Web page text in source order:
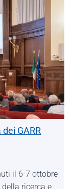
GARR
il 6-7 ottobre
ricerca e